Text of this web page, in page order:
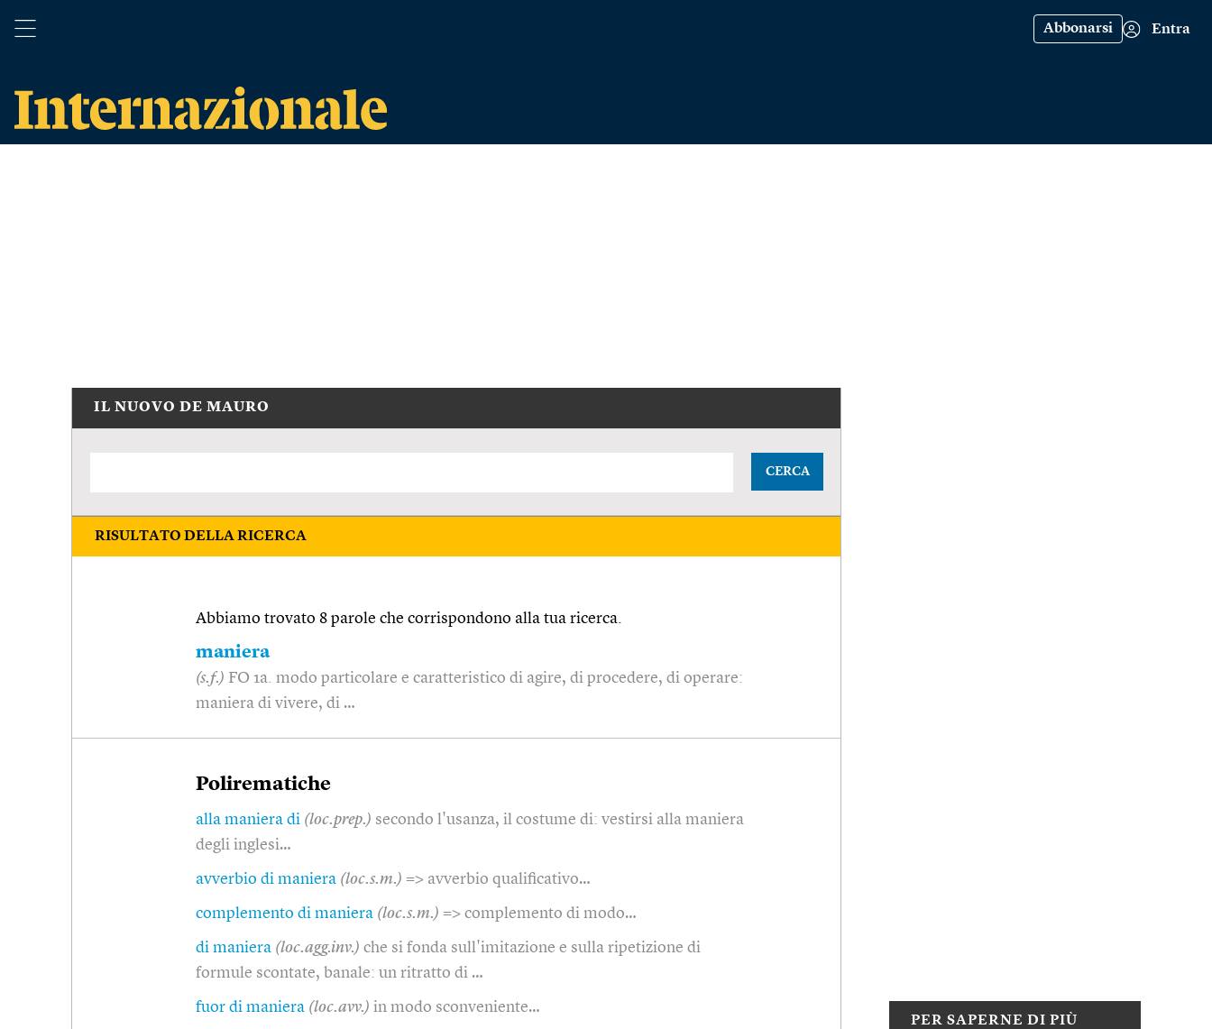
Abbonarsi Entra
PER SAPERNE DI PIÙ
IL NUOVO DE MAURO
CERCA
RISULTATO DELLA RICERCA
Abbiamo trovato 8 parole che corrispondono alla tua ricerca.
maniera
(s.f.) FO 1a. modo particolare e caratteristico di agire, di procedere, di operare:
maniera di vivere, di …
Polirematiche
alla maniera di (loc.prep.) secondo l'usanza, il costume di: vestirsi alla maniera
degli inglesi…
avverbio di maniera (loc.s.m.) => avverbio qualificativo…
complemento di maniera (loc.s.m.) => complemento di modo…
di maniera (loc.agg.inv.) che si fonda sull'imitazione e sulla ripetizione di
formule scontate, banale: un ritratto di …
fuor di maniera (loc.avv.) in modo sconveniente…